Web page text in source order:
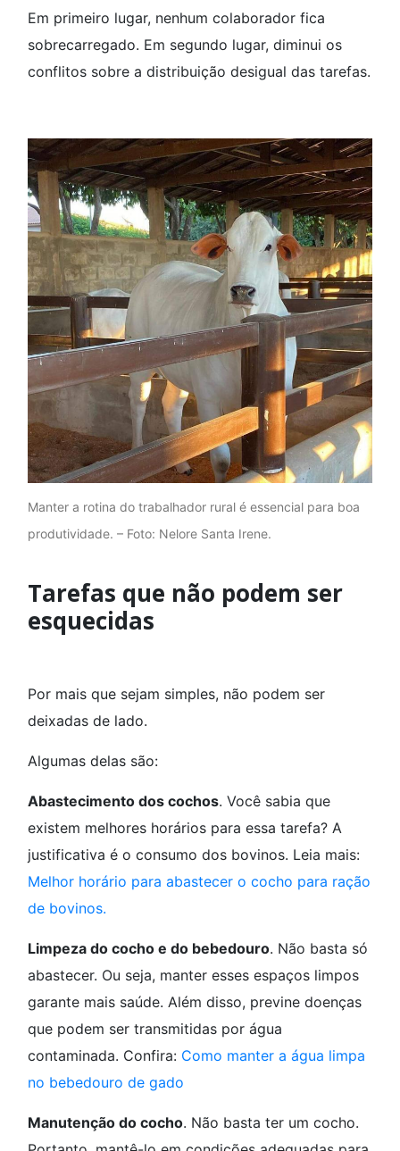
Em primeiro lugar, nenhum colaborador fica
sobrecarregado. Em segundo lugar, diminui os
conflitos sobre a distribuição desigual das tarefas.
Manter a rotina do trabalhador rural é essencial para boa
produtividade. – Foto: Nelore Santa Irene.
Tarefas que não podem ser
esquecidas
Por mais que sejam simples, não podem ser
deixadas de lado.
Algumas delas são:
Abastecimento dos cochos. Você sabia que
existem melhores horários para essa tarefa? A
justificativa é o consumo dos bovinos. Leia mais:
Melhor horário para abastecer o cocho para ração
de bovinos.
Limpeza do cocho e do bebedouro. Não basta só
abastecer. Ou seja, manter esses espaços limpos
garante mais saúde. Além disso, previne doenças
que podem ser transmitidas por água
contaminada. Confira: Como manter a água limpa
no bebedouro de gado
Manutenção do cocho. Não basta ter um cocho.